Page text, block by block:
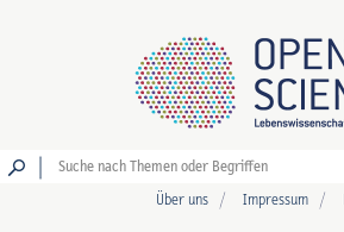
Über uns Impressum